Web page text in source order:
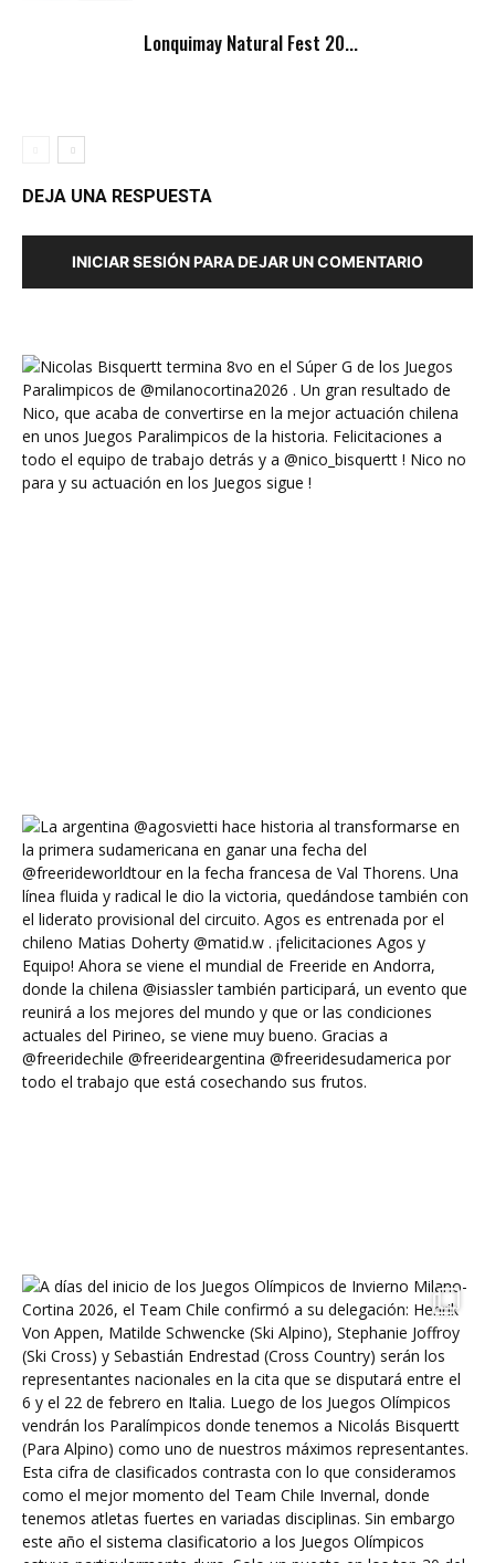
Lonquimay Natural Fest 20...
DEJA UNA RESPUESTA
INICIAR SESIÓN PARA DEJAR UN COMENTARIO